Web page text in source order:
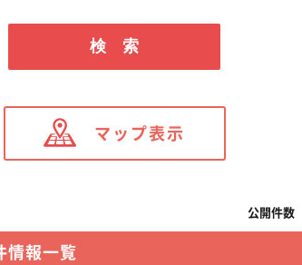
検 索
マップ表示
公開件数
情報一覧